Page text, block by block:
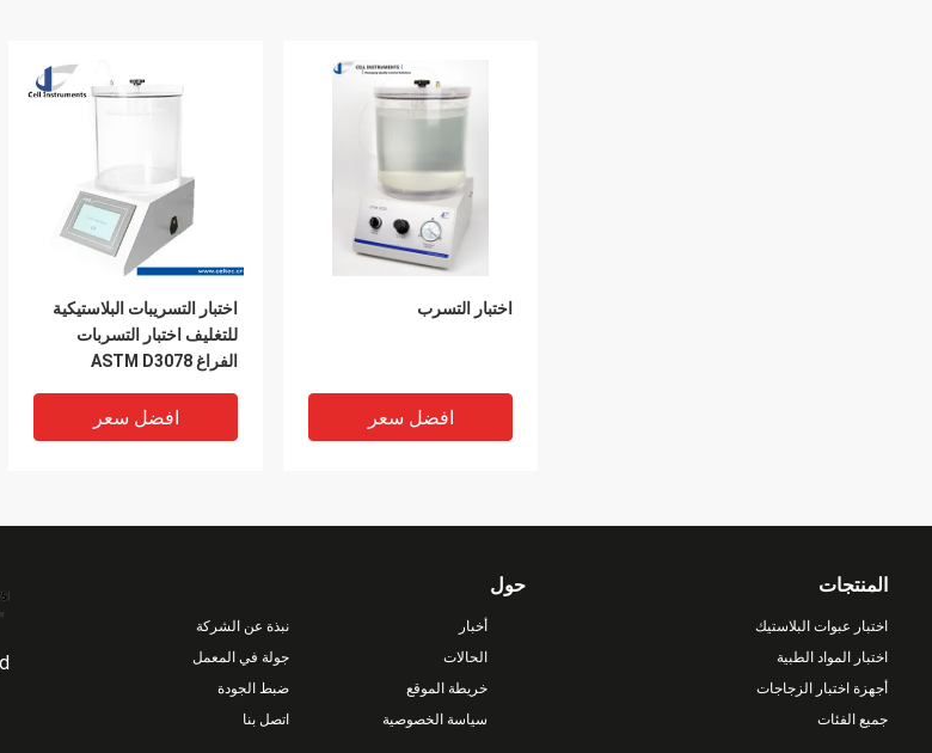
اختبار التسريبات البلاستيكية
للتغليف اختبار التسربات
الفراغ ASTM D3078
افضل سعر
اختبار التسرب
افضل سعر
حول
نبذة عن الشركة
جولة في المعمل
ضبط الجودة
اتصل بنا
أخبار
الحالات
خريطة الموقع
سياسة الخصوصية
المنتجات
اختبار عبوات البلاستيك
اختبار المواد الطبية
أجهزة اختبار الزجاجات
جميع الفئات